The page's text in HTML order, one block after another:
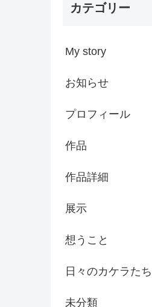
カテゴリー
My story
お知らせ
プロフィール
作品
作品詳細
展示
想うこと
日々のカケラたち
未分類